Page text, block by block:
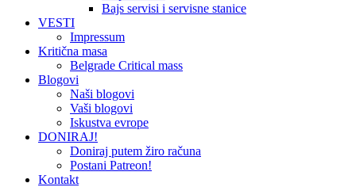
Bajs servisi i servisne stanice
VESTI
Impressum
Kritična masa
Belgrade Critical mass
Blogovi
Naši blogovi
Vaši blogovi
Iskustva evrope
DONIRAJ!
Doniraj putem žiro računa
Postani Patreon!
Kontakt